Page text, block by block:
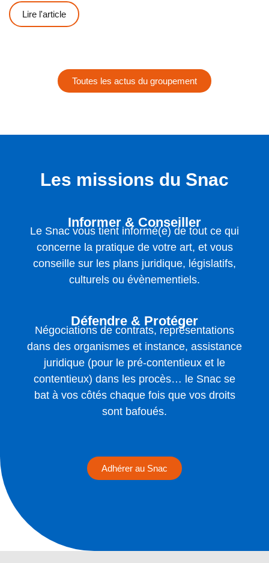
Lire l'article
Toutes les actus du groupement
Les missions du Snac
Informer & Conseiller
Le Snac vous tient informé(e) de tout ce qui
concerne la pratique de votre art, et vous
conseille sur les plans juridique, législatifs,
culturels ou évènementiels.
Défendre & Protéger
Négociations de contrats, représentations
dans des organismes et instance, assistance
juridique (pour le pré-contentieux et le
contentieux) dans les procès… le Snac se
bat à vos côtés chaque fois que vos droits
sont bafoués.
Adhérer au Snac